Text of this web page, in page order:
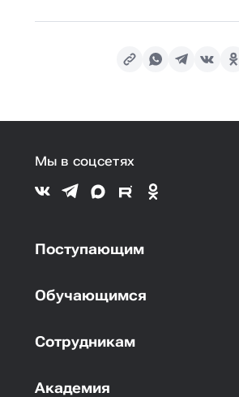
Мы в соцсетях
Поступающим
Обучающимся
Сотрудникам
Академия